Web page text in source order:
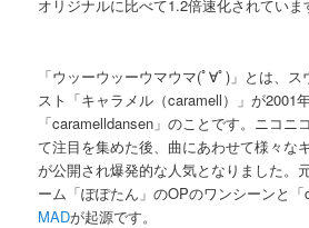
オリジナルに比べて1.2倍速化されていま
「ウッーウッーウマウマ(ﾟ∀ﾟ)」とは、
スト「キャラメル（caramell）」が2001
「caramelldansen」のことです。ニコニ
て注目を集めた後、曲にあわせて様々な
が公開され爆発的な人気となりました。
ーム「ぽぽたん」のOPのワンシーンと
MADが起源です。